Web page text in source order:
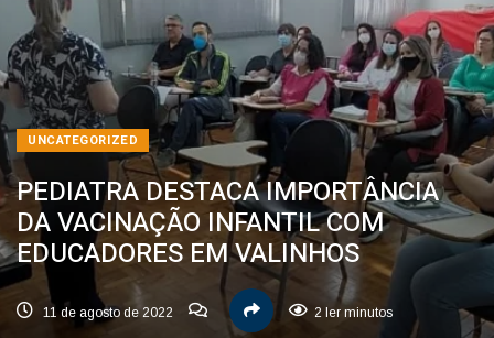
UNCATEGORIZED
PEDIATRA DESTACA IMPORTÂNCIA
DA VACINAÇÃO INFANTIL COM
EDUCADORES EM VALINHOS
11 de agosto de 2022 2 ler minutos